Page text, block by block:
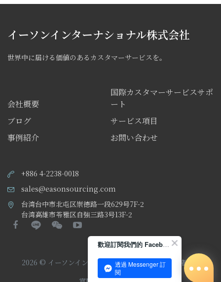
イーソンインターナショナル株式会社
世界中に届ける価値のあるカスタマーサービスを。
会社概要
国際カスタマーサービスサポ
ート
ブログ
サービス項目
事例紹介
お問い合わせ
+886 4-2238-0018
sales@easonsourcing.com
台湾台中市北屯区崇德路一段629号7F-2
台湾高雄市苓雅区自強三路3号13F-2
2026 © イーソンインターナショナル株式会社著作権所有
歡迎訂閱我們的 Facebook 專頁
透過 Messenger 訂
閱